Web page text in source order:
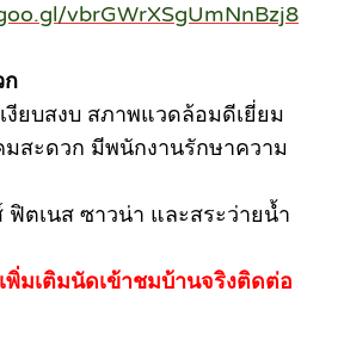
vbrGWrXSgUmNnBzj8
ก
ยบสงบ สภาพแวดล้อมดีเยี่ยม
สะดวก มีพนักงานรักษาความ
ฟิตเนส ซาวน่า และสระว่ายน้ำ
พิ่มเติมนัดเข้าชมบ้านจริงติดต่อ